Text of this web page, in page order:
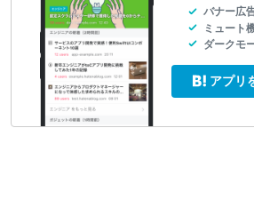
バナー広
ミュート
ダークモ
アプリ